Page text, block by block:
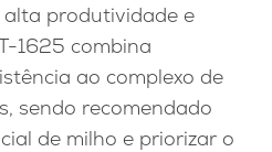
produtividade e
1625 combina
ao complexo de
sendo recomendado
de milho e priorizar o